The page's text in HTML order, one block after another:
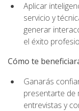
Aplicar
servicio y
generar
el éxito
Cómo te
Ganarás
presentarte de
entrevistas y